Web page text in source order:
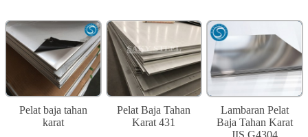
Pelat baja tahan
karat
Pelat Baja Tahan
Karat 431
Lambaran Pelat
Baja Tahan Karat